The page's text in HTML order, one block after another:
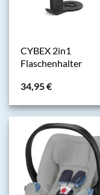
CYBEX 2in1
Flaschenhalter
34,95€